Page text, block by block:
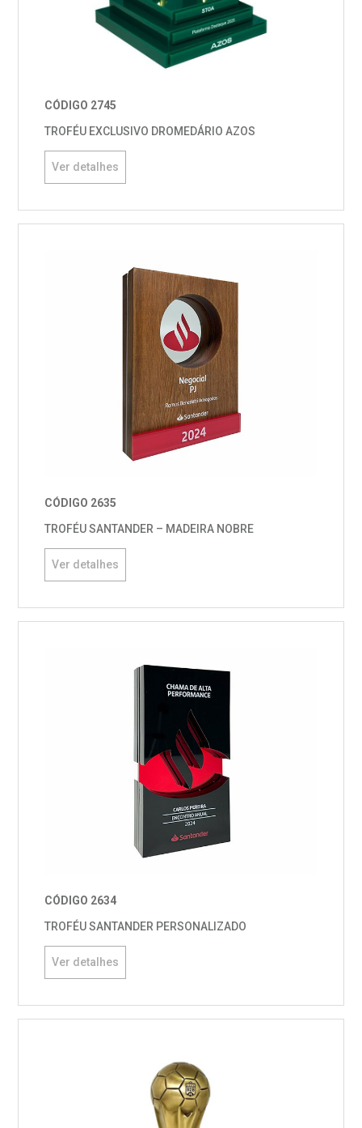
CÓDIGO 2745
TROFÉU EXCLUSIVO DROMEDÁRIO AZOS
Ver detalhes
CÓDIGO 2635
TROFÉU SANTANDER – MADEIRA NOBRE
Ver detalhes
CÓDIGO 2634
TROFÉU SANTANDER PERSONALIZADO
Ver detalhes